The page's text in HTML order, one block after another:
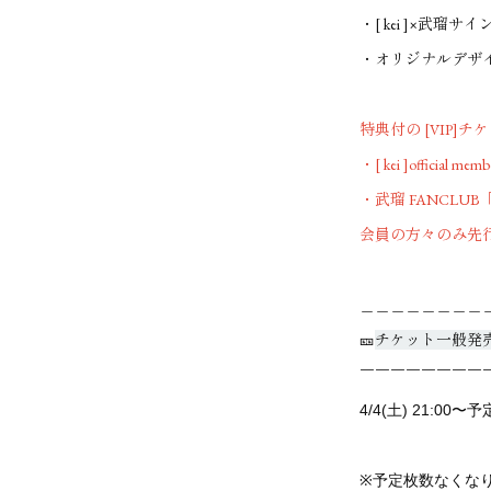
・[ kei ]×武瑠サイ
・オリジナルデ
特典付の [VIP]チ
・[ kei ]official
・武瑠 FANCLUB
会員の方々のみ先
🎫チケット一般発
￣￣￣￣￣￣￣￣
4/4(土) 21:00〜予
※予定枚数なくな